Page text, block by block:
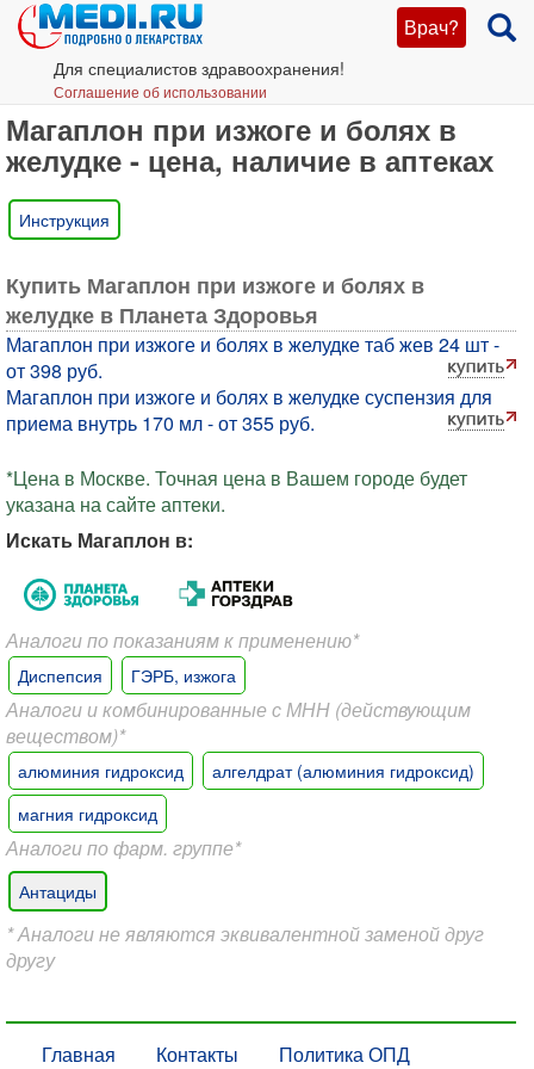
Врач?
Для специалистов здравоохранения!
Соглашение об использовании
Магаплон при изжоге и болях в
желудке - цена, наличие в аптеках
Инструкция
Купить Магаплон при изжоге и болях в
желудке в Планета Здоровья
Магаплон при изжоге и болях в желудке таб жев 24 шт -
от 398 руб.
Магаплон при изжоге и болях в желудке суспензия для
приема внутрь 170 мл - от 355 руб.
*Цена в Москве. Точная цена в Вашем городе будет
указана на сайте аптеки.
Искать Магаплон в:
Аналоги по показаниям к применению*
Диспепсия ГЭРБ, изжога
Аналоги и комбинированные с МНН (действующим
веществом)*
алюминия гидроксид
алгелдрат (алюминия гидроксид)
магния гидроксид
Аналоги по фарм. группе*
Антациды
* Аналоги не являются эквивалентной заменой друг
другу
Главная Контакты Политика ОПД